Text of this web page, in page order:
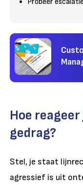
Hoe
gedrag?
Stel, je staat
agressief is uit